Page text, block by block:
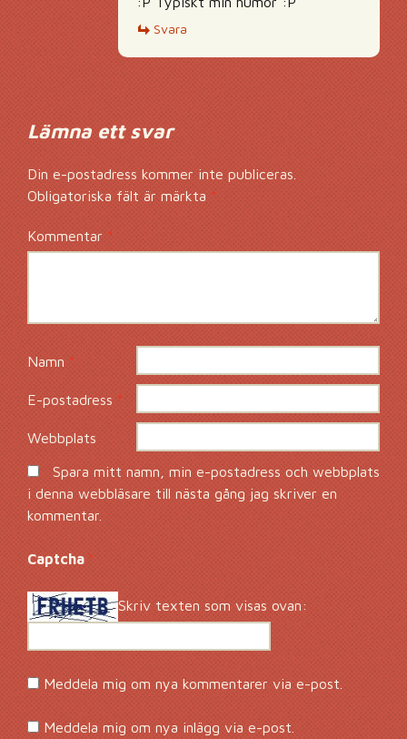
Svara
Lämna ett svar
Din e-postadress kommer inte publiceras.
Obligatoriska fält är märkta*
Kommentar*
Namn*
E-postadress*
Webbplats
Spara mitt namn, min e-postadress och webbplats
i denna webbläsare till nästa gång jag skriver en
kommentar.
Captcha*
Skriv texten som visas ovan:
Meddela mig om nya kommentarer via e-post.
Meddela mig om nya inlägg via e-post.